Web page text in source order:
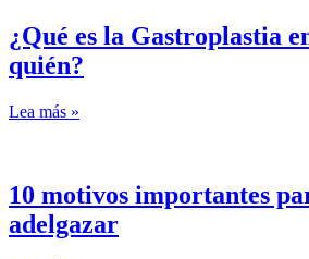
¿Qué es la Gastroplastia
quién?
Lea más »
10 motivos importantes
adelgazar